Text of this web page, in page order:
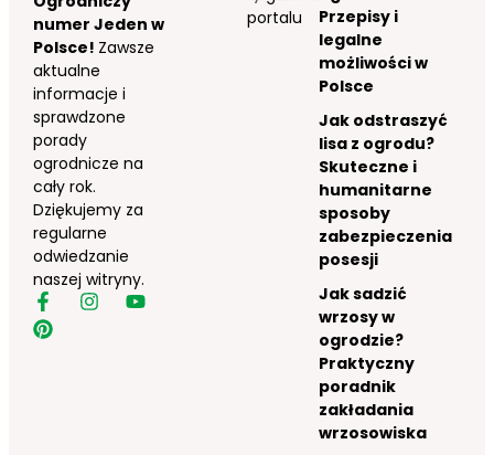
numer Jeden w
Polsce! Zawsze
aktualne
informacje i
sprawdzone
porady
ogrodnicze na
cały rok.
Dziękujemy za
regularne
odwiedzanie
naszej witryny.
portalu
Przepisy i
legalne
możliwości w
Polsce
Jak odstraszyć
lisa z ogrodu?
Skuteczne i
humanitarne
sposoby
zabezpieczenia
posesji
Jak sadzić
wrzosy w
ogrodzie?
Praktyczny
poradnik
zakładania
wrzosowiska